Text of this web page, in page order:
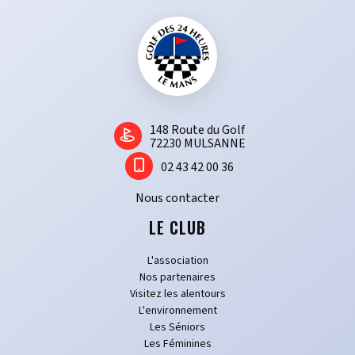
Le Golf des 24 Heures accorde une grande importance à l’entretien et
à l’amélioration de son parcours. Des travaux réguliers sont menés
pour offrir des conditions de jeu optimales tout au long de l’année.
Qu’il s’agisse de l’amélioration des greens, de la gestion des bunkers
expérience de jeu exceptionnelle.
Le Golf des 24 Heures, avec son agenda riche et varié, est bien plus
qu’un simple parcours. C’est un lieu de rencontre, de compétition, et
1​48 Route du Golf
72230 MULSANNE
02 43 42 00 36
Nous contacter
LE CLUB
L'association
Nos partenaires
Visitez les alentours
L'environnement
Les Séniors
Les Féminines